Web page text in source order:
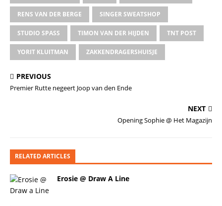
RENS VAN DER BERGE SINGER SWEATSHOP
STUDIO SPASS TIMON VAN DER HIJDEN TNT POST
YORIT KLUITMAN ZAKKENDRAGERSHUISJE
PREVIOUS
Premier Rutte negeert Joop van den Ende
NEXT
Opening Sophie @ Het Magazijn
RELATED ARTICLES
Erosie @ Draw A Line